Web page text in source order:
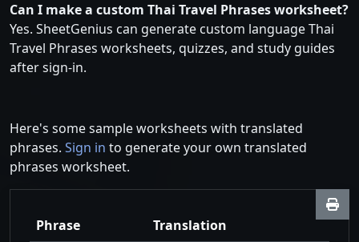
Can I make a custom Thai Travel Phrases worksheet?
Yes. SheetGenius can generate custom language Thai
Travel Phrases worksheets, quizzes, and study guides
after sign-in.
Here's some sample worksheets with translated
phrases. Sign in to generate your own translated
phrases worksheet.
Phrase
Translation